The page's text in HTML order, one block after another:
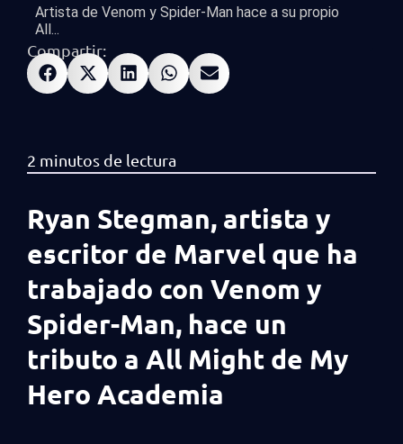
Artista de Venom y Spider-Man hace a su propio
All...
Compartir:
Ryan Stegman, artista y
escritor de Marvel que ha
trabajado con Venom y
Spider-Man, hace un
tributo a All Might de My
Hero Academia